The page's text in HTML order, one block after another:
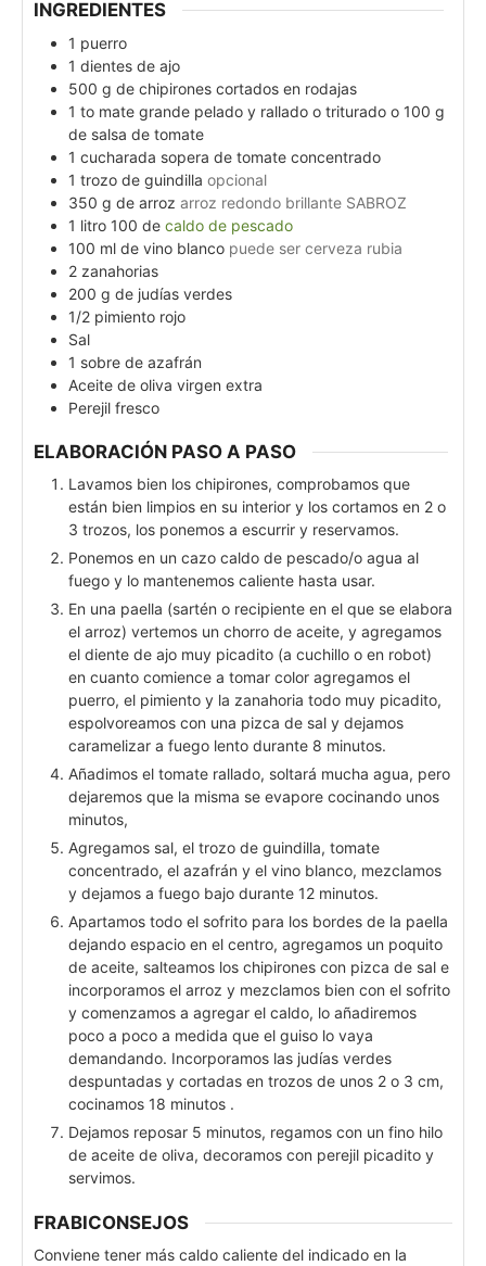
INGREDIENTES
1 puerro
1 dientes de ajo
500 g de chipirones cortados en rodajas
1 to mate grande pelado y rallado o triturado o 100 g
de salsa de tomate
1 cucharada sopera de tomate concentrado
1 trozo de guindilla opcional
350 g de arroz arroz redondo brillante SABROZ
1 litro 100 de caldo de pescado
100 ml de vino blanco puede ser cerveza rubia
2 zanahorias
200 g de judías verdes
1/2 pimiento rojo
Sal
1 sobre de azafrán
Aceite de oliva virgen extra
Perejil fresco
ELABORACIÓN PASO A PASO
Lavamos bien los chipirones, comprobamos que
están bien limpios en su interior y los cortamos en 2 o
3 trozos, los ponemos a escurrir y reservamos.
Ponemos en un cazo caldo de pescado/o agua al
fuego y lo mantenemos caliente hasta usar.
En una paella (sartén o recipiente en el que se elabora
el arroz) vertemos un chorro de aceite, y agregamos
el diente de ajo muy picadito (a cuchillo o en robot)
en cuanto comience a tomar color agregamos el
puerro, el pimiento y la zanahoria todo muy picadito,
espolvoreamos con una pizca de sal y dejamos
caramelizar a fuego lento durante 8 minutos.
Añadimos el tomate rallado, soltará mucha agua, pero
dejaremos que la misma se evapore cocinando unos
minutos,
Agregamos sal, el trozo de guindilla, tomate
concentrado, el azafrán y el vino blanco, mezclamos
y dejamos a fuego bajo durante 12 minutos.
Apartamos todo el sofrito para los bordes de la paella
dejando espacio en el centro, agregamos un poquito
de aceite, salteamos los chipirones con pizca de sal e
incorporamos el arroz y mezclamos bien con el sofrito
y comenzamos a agregar el caldo, lo añadiremos
poco a poco a medida que el guiso lo vaya
demandando. Incorporamos las judías verdes
despuntadas y cortadas en trozos de unos 2 o 3 cm,
cocinamos 18 minutos .
Dejamos reposar 5 minutos, regamos con un fino hilo
de aceite de oliva, decoramos con perejil picadito y
servimos.
FRABICONSEJOS
Conviene tener más caldo caliente del indicado en la